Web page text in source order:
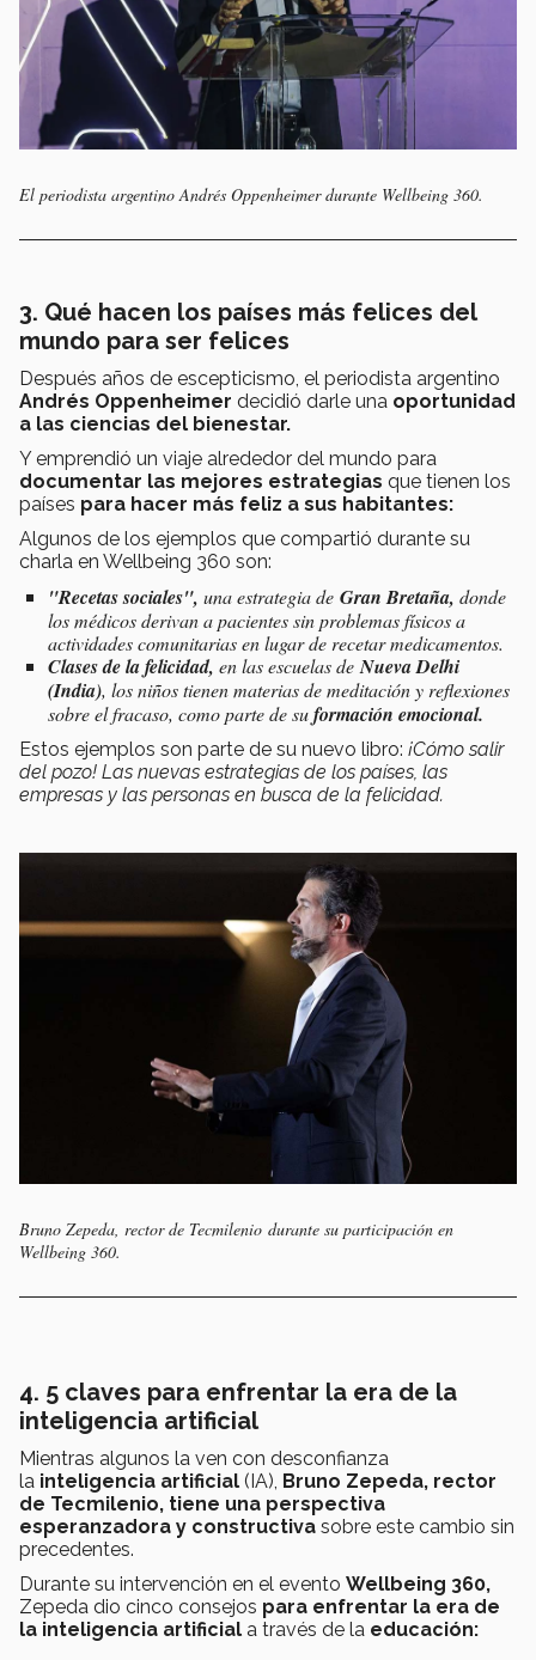
El periodista argentino Andrés Oppenheimer durante Wellbeing 360.
3. Qué hacen los países más felices del
mundo para ser felices
Después años de escepticismo, el periodista argentino
Andrés Oppenheimer decidió darle una oportunidad
a las ciencias del bienestar.
Y emprendió un viaje alrededor del mundo para
documentar las mejores estrategias que tienen los
países para hacer más feliz a sus habitantes:
Algunos de los ejemplos que compartió durante su
charla en Wellbeing 360 son:
"Recetas sociales", una estrategia de Gran Bretaña, donde
los médicos derivan a pacientes sin problemas físicos a
actividades comunitarias en lugar de recetar medicamentos.
Clases de la felicidad, en las escuelas de Nueva Delhi
(India), los niños tienen materias de meditación y reflexiones
sobre el fracaso, como parte de suformación emocional.
Estos ejemplos son parte de su nuevo libro: ¡Cómo salir
del pozo! Las nuevas estrategias de los países, las
empresas y las personas en busca de la felicidad.
Bruno Zepeda, rector de Tecmilenio ​​​​​durante su participación en
Wellbeing 360.
4. 5 claves para enfrentar la era de la
inteligencia artificial
Mientras algunos la ven con desconfianza
la inteligencia artificial (IA), Bruno Zepeda, rector
de Tecmilenio, tiene una perspectiva
esperanzadora y constructiva sobre este cambio sin
precedentes.
Durante su intervención en el evento Wellbeing 360,
Zepeda dio cinco consejos para enfrentar la era de
la inteligencia artificial a través de la educación: